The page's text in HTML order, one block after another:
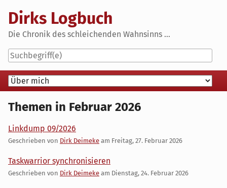
content
Dirks Logbuch
Die Chronik des schleichenden Wahnsinns ...
Navigation
Themen in Februar 2026
Linkdump 09/2026
Geschrieben von Dirk Deimeke am Freitag, 27. Februar 2026
Taskwarrior synchronisieren
Geschrieben von Dirk Deimeke am Dienstag, 24. Februar 2026